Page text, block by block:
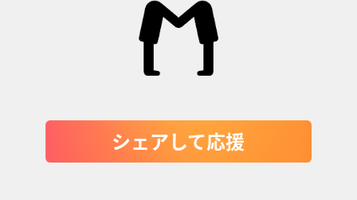
シェアして応援